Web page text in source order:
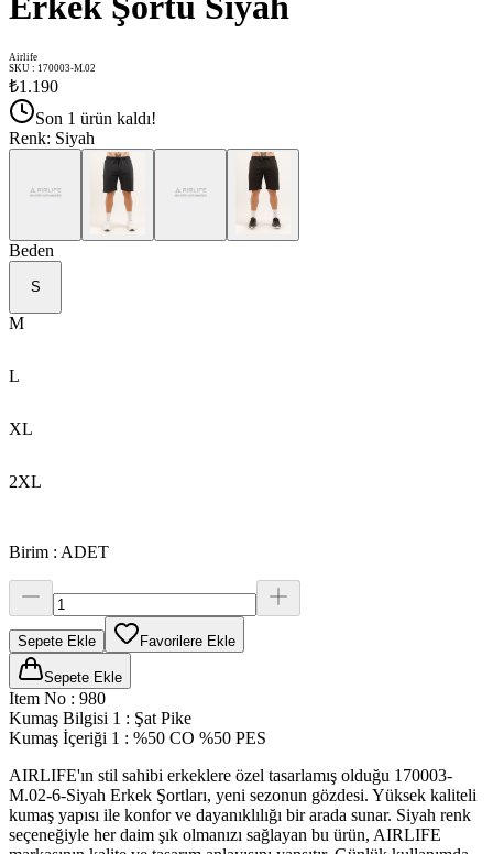
Airlife
SKU : 170003-M.02
₺1.190
Son 1 ürün kaldı!
Renk: Siyah
Beden
S
M
L
XL
2XL
Birim : ADET
Sepete Ekle Favorilere Ekle
Sepete Ekle
Item No : 980
Kumaş Bilgisi 1 : Şat Pike
Kumaş İçeriği 1 : %50 CO %50 PES
AIRLIFE'ın stil sahibi erkeklere özel tasarlamış olduğu 170003-
M.02-6-Siyah Erkek Şortları, yeni sezonun gözdesi. Yüksek kaliteli
kumaş yapısı ile konfor ve dayanıklılığı bir arada sunar. Siyah renk
seçeneğiyle her daim şık olmanızı sağlayan bu ürün, AIRLIFE